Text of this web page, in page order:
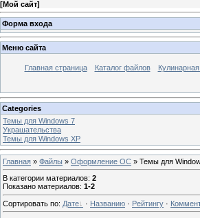
[Мой сайт]
Форма входа
Меню сайта
Главная страница Каталог файлов Кулинарная
Categories
Темы для Windows 7
Украшательства
Темы для Windows XP
Главная » Файлы » Оформление ОС » Темы для
В категории материалов: 2
Показано материалов: 1-2
Сортировать по: Дате · Названию · Рейтингу ·